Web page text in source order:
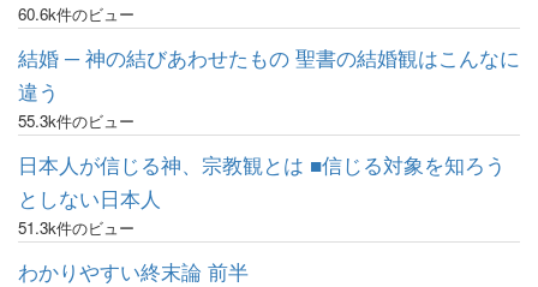
60.6k件のビュー
結婚 ─ 神の結びあわせたもの 聖書の結婚観はこんなに
違う
55.3k件のビュー
日本人が信じる神、宗教観とは ■信じる対象を知ろう
としない日本人
51.3k件のビュー
わかりやすい終末論 前半